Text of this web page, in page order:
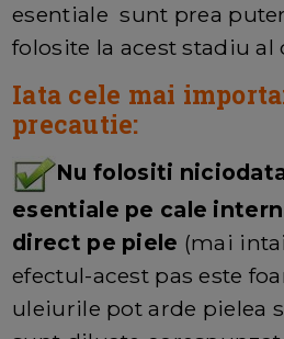
esentiale sunt prea
folosite la acest stadiu al
Iata cele mai
precautie:
Nu folositi
esentiale pe cale
direct pe piele (mai
efectul-acest pas este
uleiurile pot arde pielea